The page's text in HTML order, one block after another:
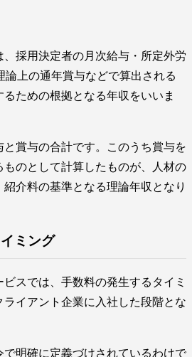
、採用決定者の月次給与・所定外労
論上の通年賞与などで算出される
ための根拠となる年収をいいま
賞与の合計です。このうち賞与を
のとして計算したものが、人材の
介料の基準となる理論年収となり
ミング
スでは、手数料の発生するタイミ
ライアント企業に入社した段階とな
明確に定義づけされているわけで